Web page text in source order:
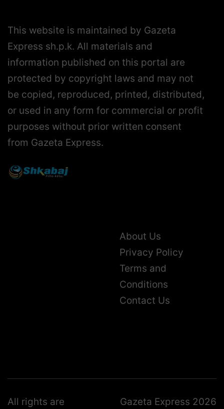
This website is maintained by Gazeta
Express sh.p.k. All materials and
information published on this portal are
protected by copyright laws and may not
be copied, reproduced, printed, distributed,
or used in any form for commercial or profit
purposes without prior written consent
from Gazeta Express.
About Us
Privacy Policy
Terms and
Conditions
Contact Us
All rights are Gazeta Express 2026